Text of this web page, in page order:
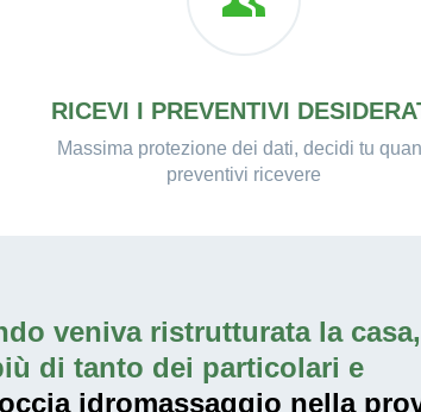
RICEVI I PREVENTIVI
Massima protezione dei dati, decidi tu
preventivi ricevere
veniva ristrutturata la
di tanto dei particolari e
idromassaggio nella